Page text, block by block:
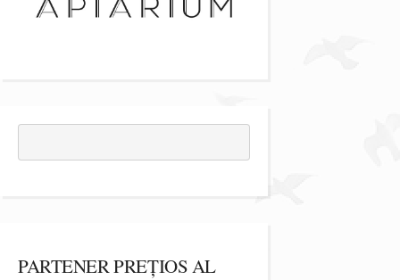
PARTENER PREȚIOS AL